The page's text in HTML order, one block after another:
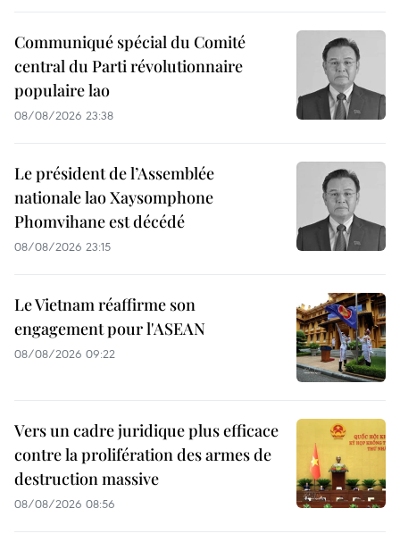
Communiqué spécial du Comité
central du Parti révolutionnaire
populaire lao
08/08/2026 23:38
Le président de l’Assemblée
nationale lao Xaysomphone
Phomvihane est décédé
08/08/2026 23:15
Le Vietnam réaffirme son
engagement pour l'ASEAN
08/08/2026 09:22
Vers un cadre juridique plus efficace
contre la prolifération des armes de
destruction massive
08/08/2026 08:56